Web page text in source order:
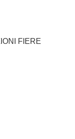
FIERE